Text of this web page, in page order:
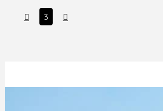
Prev3 Next